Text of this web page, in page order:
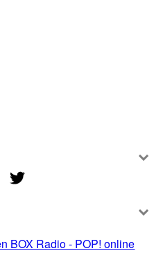
BOX Radio - POP! online